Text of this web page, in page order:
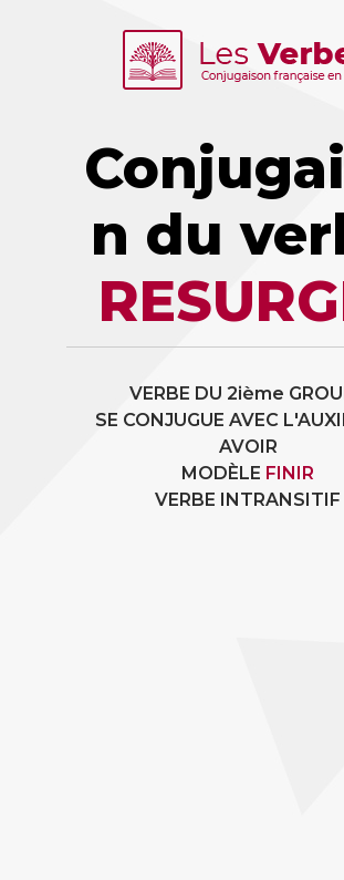
n du
VERBE DU 2ième
SE CONJUGUE AVEC
AVOIR
MODÈLE FINIR
VERBE INTRANSITIF